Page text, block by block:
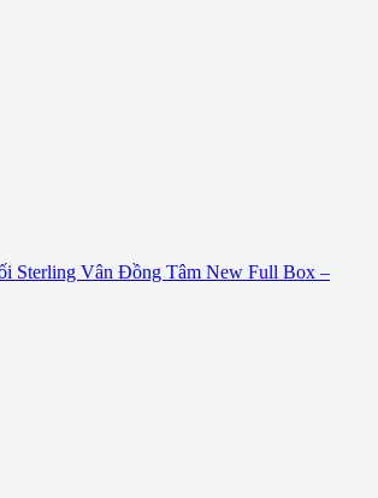
Sterling Vân Đồng Tâm New Full Box –